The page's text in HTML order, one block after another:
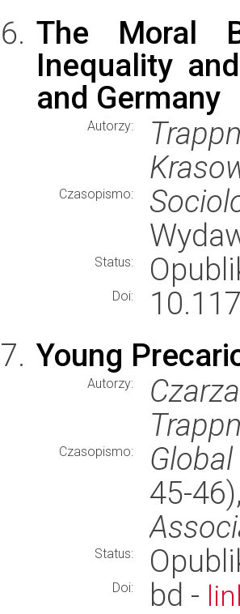
The Moral
Inequality
and Germany
Autorzy:
Czasopismo:
Status:
Doi:
Young
Autorzy:
Czasopismo:
45-
Status:
Doi: bd -